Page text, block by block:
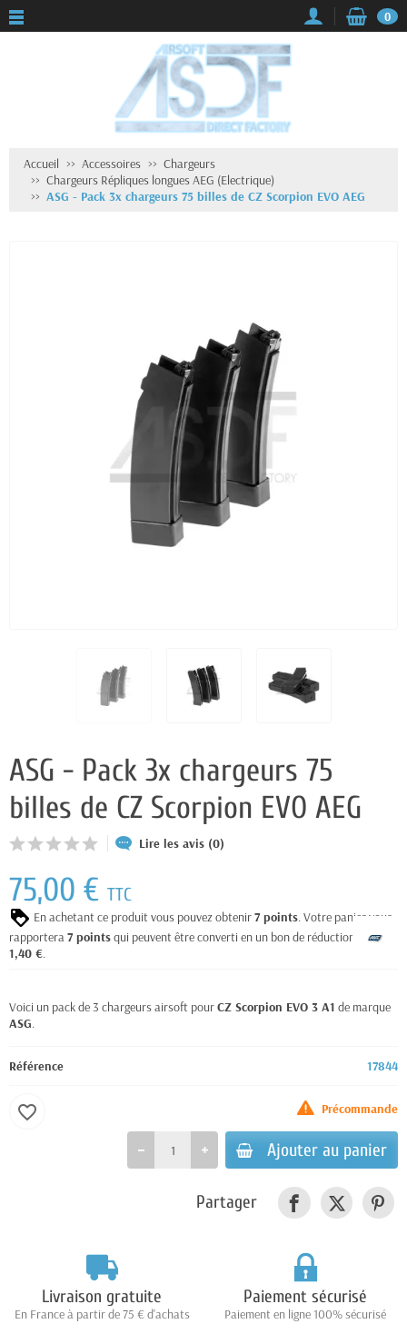
0
Accueil Accessoires
Chargeurs
Chargeurs Répliques longues AEG (Electrique)
ASG - Pack 3x chargeurs 75 billes de CZ Scorpion EVO AEG
ASG - Pack 3x chargeurs 75
billes de CZ Scorpion EVO AEG
Lire les avis (0)
75,00 € TTC
En achetant ce produit vous pouvez obtenir7 points. Votre panier vous
rapportera7 pointsqui peuvent être converti en un bon de réduction de
1,40 €.
Voici un pack de 3 chargeurs airsoft pourCZ Scorpion EVO 3 A1 de marque
ASG.
Référence 17844
Précommande
Ajouter au panier
favorite_border
Partager
Livraison gratuite
En France à partir de 75 € d'achats
Paiement sécurisé
Paiement en ligne 100% sécurisé